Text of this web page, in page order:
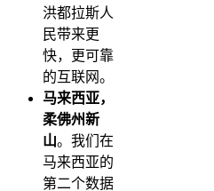
洪都拉斯人
民带来更
快，更可靠
的互联网。
马来西亚，
柔佛州新
山。我们在
马来西亚的
第二个数据